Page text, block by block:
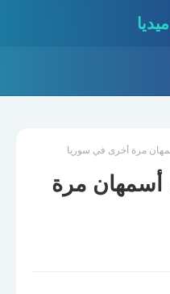
مرة أخرى في سوريا
أسمهان مرة